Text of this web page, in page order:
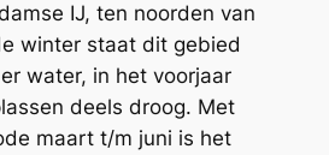
IJ, ten noorden van
winter staat dit gebied
water, in het voorjaar
deels droog. Met
maart t/m juni is het